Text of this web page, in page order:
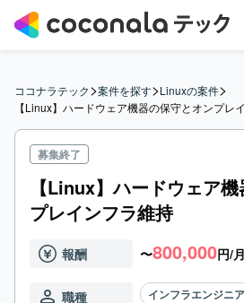
ココナラテック>案件を探す>Linuxの案件>
【Linux】ハードウェア機器の保守とオンプレ
募集終了
【Linux】ハードウェア
プレインフラ維持
報酬 〜800,000円/月
職種 インフラエンジニア